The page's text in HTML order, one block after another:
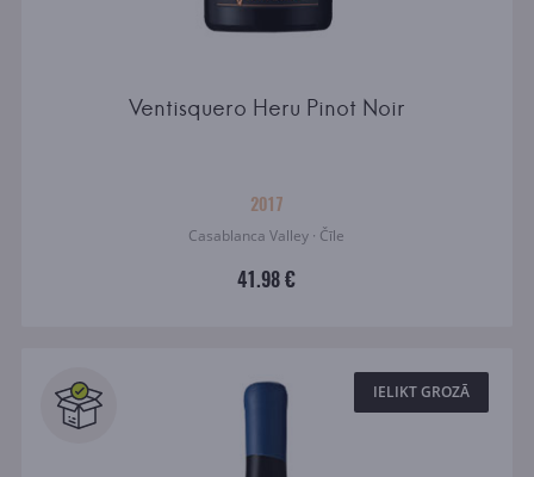
Ventisquero Heru Pinot Noir
2017
Casablanca Valley · Čīle
41.98 €
IELIKT GROZĀ